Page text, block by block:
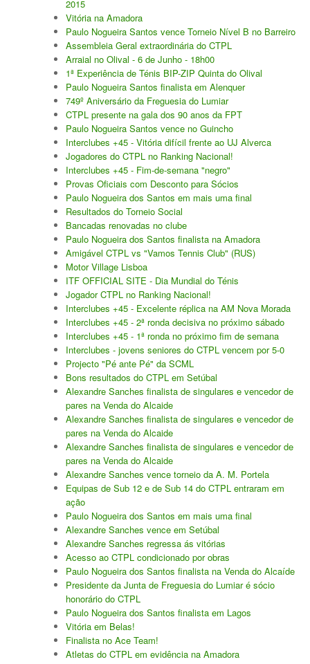
2015
Vitória na Amadora
Paulo Nogueira Santos vence Torneio Nível B no Barreiro
Assembleia Geral extraordinária do CTPL
Arraial no Olival - 6 de Junho - 18h00
1ª Experiência de Ténis BIP-ZIP Quinta do Olival
Paulo Nogueira Santos finalista em Alenquer
749º Aniversário da Freguesia do Lumiar
CTPL presente na gala dos 90 anos da FPT
Paulo Nogueira Santos vence no Guincho
Interclubes +45 - Vitória difícil frente ao UJ Alverca
Jogadores do CTPL no Ranking Nacional!
Interclubes +45 - Fim-de-semana "negro"
Provas Oficiais com Desconto para Sócios
Paulo Nogueira dos Santos em mais uma final
Resultados do Torneio Social
Bancadas renovadas no clube
Paulo Nogueira dos Santos finalista na Amadora
Amigável CTPL vs "Vamos Tennis Club" (RUS)
Motor Village Lisboa
ITF OFFICIAL SITE - Dia Mundial do Ténis
Jogador CTPL no Ranking Nacional!
Interclubes +45 - Excelente réplica na AM Nova Morada
Interclubes +45 - 2ª ronda decisiva no próximo sábado
Interclubes +45 - 1ª ronda no próximo fim de semana
Interclubes - jovens seniores do CTPL vencem por 5-0
Projecto "Pé ante Pé" da SCML
Bons resultados do CTPL em Setúbal
Alexandre Sanches finalista de singulares e vencedor de
pares na Venda do Alcaide
Alexandre Sanches finalista de singulares e vencedor de
pares na Venda do Alcaide
Alexandre Sanches finalista de singulares e vencedor de
pares na Venda do Alcaide
Alexandre Sanches vence torneio da A. M. Portela
Equipas de Sub 12 e de Sub 14 do CTPL entraram em
ação
Paulo Nogueira dos Santos em mais uma final
Alexandre Sanches vence em Setúbal
Alexandre Sanches regressa ás vitórias
Acesso ao CTPL condicionado por obras
Paulo Nogueira dos Santos finalista na Venda do Alcaíde
Presidente da Junta de Freguesia do Lumiar é sócio
honorário do CTPL
Paulo Nogueira dos Santos finalista em Lagos
Vitória em Belas!
Finalista no Ace Team!
Atletas do CTPL em evidência na Amadora